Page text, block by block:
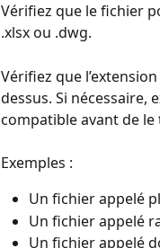
Vérifiez que le fichier
.xlsx ou .dwg.
Vérifiez que
dessus. Si
compatible avant de
Exemples :
Un fichier appelé
Un fichier appelé
Un fichier appelé